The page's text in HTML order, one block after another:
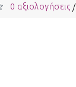
0 αξιολογήσεις /